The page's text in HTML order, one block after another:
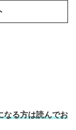
なる方は読んでお